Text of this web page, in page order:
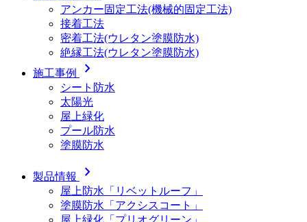
アンカー固定工法(機械的固定工法)
接着工法
密着工法(ウレタン塗膜防水)
絶縁工法(ウレタン塗膜防水)
施工事例
chevron_right
シート防水
太陽光
屋上緑化
プール防水
塗膜防水
製品情報 chevron_right
屋上防水「リベットルーフ」
塗膜防水「アクシスコート」